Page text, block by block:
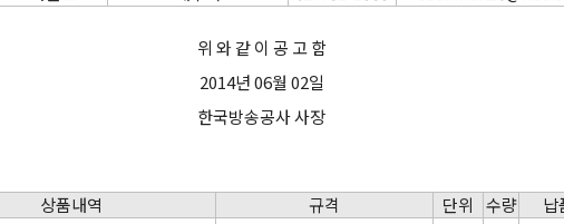
위 와 같 이 공 고 함
2014년 06월 02일
한국방송공사 사장
상품내역 규격 단위 수량
납